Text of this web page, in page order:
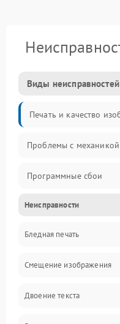
Виды неисправностей
Печать и качество
Проблемы с механикой
Программные сбои
Программные ошибки
Картриджи и
Механика и узлы
Подключение и
Неисправности
Бледная печать
Смещение изображения
Двоение текста